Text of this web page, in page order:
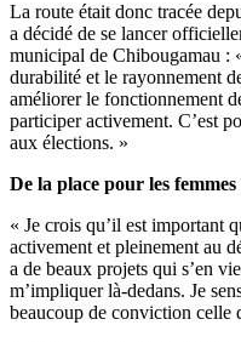
La route était donc tracée
a décidé de se lancer
municipal de Chibougamau :
durabilité et le rayonnement
améliorer le fonctionnement
participer activement. C’est
aux élections. »
De la place pour les femmes
« Je crois qu’il est important
activement et pleinement au
a de beaux projets qui s’en
m’impliquer là-dedans. Je
beaucoup de conviction celle